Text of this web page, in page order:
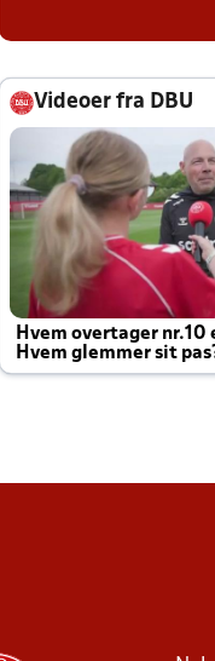
Videoer fra DBU
Hvem overtager nr.10
Hvem glemmer sit
Joachim altid til efter